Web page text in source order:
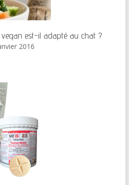
est-il adapté au chat ?
2016